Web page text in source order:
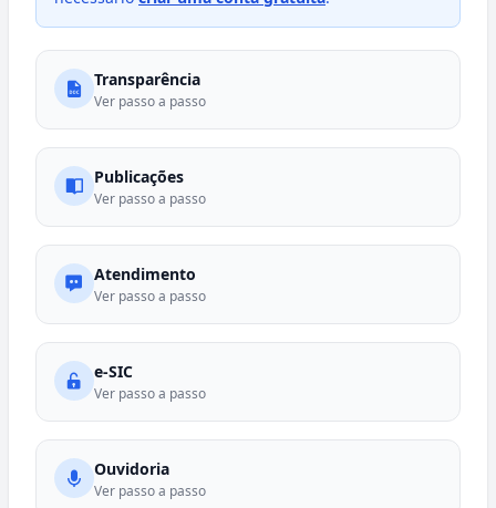
Transparência
Ver passo a passo
Publicações
Ver passo a passo
Atendimento
Ver passo a passo
e-SIC
Ver passo a passo
Ouvidoria
Ver passo a passo